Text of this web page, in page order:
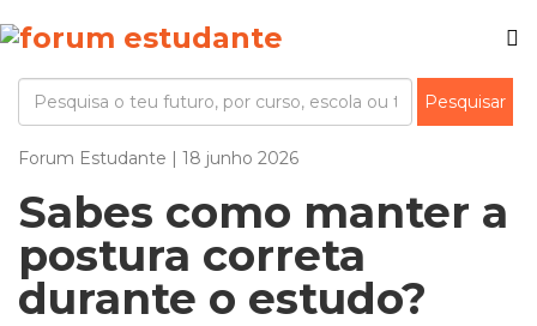
Forum Estudante | 18 junho 2026
Sabes como manter a
postura correta
durante o estudo?